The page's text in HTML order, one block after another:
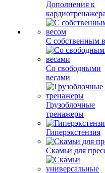
Дополнения к
С собственным
Со свободными
весами
Грузоблочные
тренажеры
Гиперэкстензия
Скамьи для